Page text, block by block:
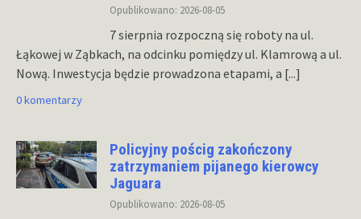
Opublikowano: 2026-08-05
7 sierpnia rozpoczną się roboty na ul.
Łąkowej w Ząbkach, na odcinku pomiędzy ul. Klamrową a ul.
Nową. Inwestycja będzie prowadzona etapami, a [...]
0 komentarzy
Policyjny pościg zakończony
zatrzymaniem pijanego kierowcy
Jaguara
Opublikowano: 2026-08-05